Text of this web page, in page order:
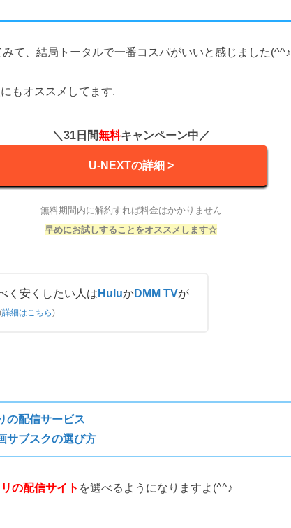
て、結局トータルで一番コスパがいいと感じました(^^♪
もオススメしてます.
＼31日間無料キャンペーン中／
U-NEXTの詳細 >
無料期間内に解約すれば料金はかかりません
早めにお試しすることをオススメします☆
く安くしたい人は HuluかDMM TVが
(詳細はこちら)
の配信サービス
サブスクの選び方
の配信サイト を選べるようになりますよ(^^♪